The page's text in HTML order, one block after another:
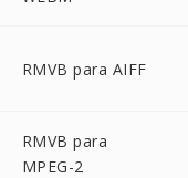
RMVB para AIFF
RMVB para
MPEG-2